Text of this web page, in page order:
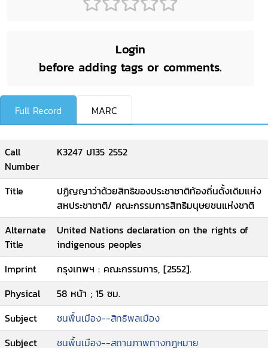
Login
before adding tags or comments.
Full Record MARC
Call
Number
K3247 ป135 2552
Title
ปฏิญญาว่าด้วยสิทธิของประชาชาติท้องถิ่นดั้งเดิมแห่ง
สหประชาชาติ/ คณะกรรมการสิทธิมนุษยชนแห่งชาติ
Alternate
Title
United Nations declaration on the rights of
indigenous peoples
Imprint
กรุงเทพฯ : คณะกรรมการ, [2552].
Physical
58 หน้า ; 15 ซม.
Subject
ชนพื้นเมือง--สิทธิพลเมือง
Subject
ชนพื้นเมือง--สถานภาพทางกฎหมาย